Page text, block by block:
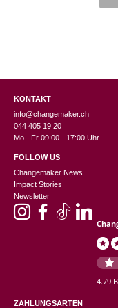
KONTAKT
info@changemaker.ch
044 405 19 20
Mo - Fr 09:00 - 17:00 Uhr
FOLLOW US
Changemaker News
Impact Stories
Newsletter
4.79
ZAHLUNGSARTEN